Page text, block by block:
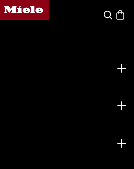
Miele homepage
Wat zoek